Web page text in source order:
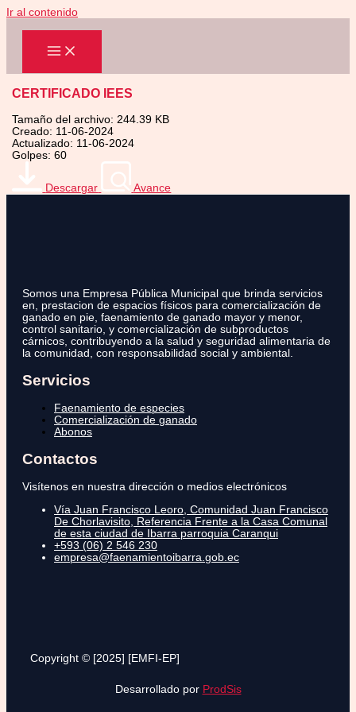
Ir al contenido
CERTIFICADO IEES
Tamaño del archivo: 244.39 KB
Creado: 11-06-2024
Actualizado: 11-06-2024
Golpes: 60
Descargar Avance
Somos una Empresa Pública Municipal que brinda servicios
en, prestacion de espacios físicos para comercialización de
ganado en pie, faenamiento de ganado mayor y menor,
control sanitario, y comercialización de subproductos
cárnicos, contribuyendo a la salud y seguridad alimentaria de
la comunidad, con responsabilidad social y ambiental.
Servicios
Faenamiento de especies
Comercialización de ganado
Abonos
Contactos
Visítenos en nuestra dirección o medios electrónicos
Vía Juan Francisco Leoro, Comunidad Juan Francisco
De Chorlavisito, Referencia Frente a la Casa Comunal
de esta ciudad de Ibarra parroquia Caranqui
+593 (06) 2 546 230
empresa@faenamientoibarra.gob.ec
Copyright © [2025] [EMFI-EP]
Desarrollado por ProdSis